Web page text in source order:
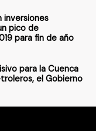
inversiones
pico de
para fin de año
para la Cuenca
el Gobierno